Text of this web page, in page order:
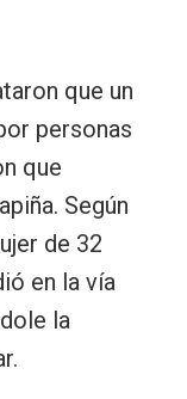
que un
personas
que
Según
de 32
en la vía
la